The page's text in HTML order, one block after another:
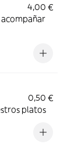
4,00 €
0,50 €
platos